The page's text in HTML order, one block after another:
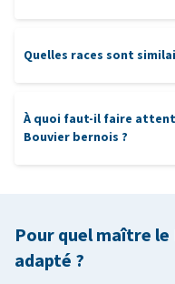
Quelles races sont
À quoi faut-il faire
Bouvier bernois ?
Pour quel maître
adapté ?